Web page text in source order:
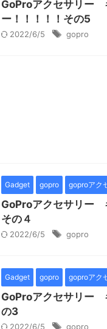
GoProアクセサリー
ー！！！！！その5
2022/6/5 gopro
Gadget gopro goproアク
GoProアクセサリー
その４
2022/6/5 gopro
Gadget gopro goproアク
GoProアクセサリー
の3
2022/6/5 gopro